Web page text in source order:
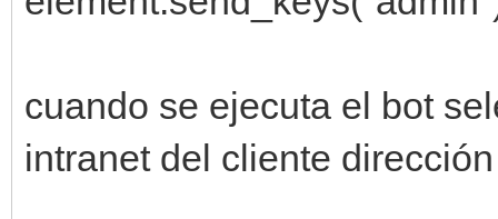
cuando se ejecuta el bot
intranet del cliente